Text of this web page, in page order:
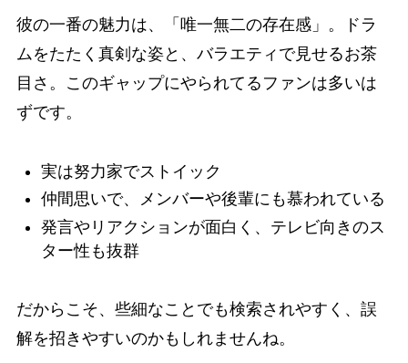
彼の一番の魅力は、「唯一無二の存在感」。ドラ
ムをたたく真剣な姿と、バラエティで見せるお茶
目さ。このギャップにやられてるファンは多いは
ずです。
実は努力家でストイック
仲間思いで、メンバーや後輩にも慕われている
発言やリアクションが面白く、テレビ向きのス
ター性も抜群
だからこそ、些細なことでも検索されやすく、誤
解を招きやすいのかもしれませんね。